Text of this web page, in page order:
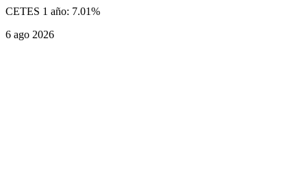
CETES 1 año: 7.01%
6 ago 2026